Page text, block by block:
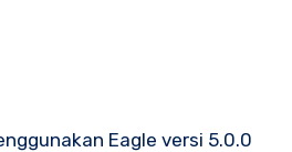
Eagle versi 5.0.0